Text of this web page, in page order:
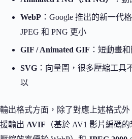
WebP ：Google 推出的新一代
JPEG 和 PNG 更小
GIF / Animated GIF ：短動畫
SVG ：向量圖，很多壓縮工具
以
輸出格式方面，除了對應上述格式外
援輸出 AVIF （基於 AV1 影片編碼